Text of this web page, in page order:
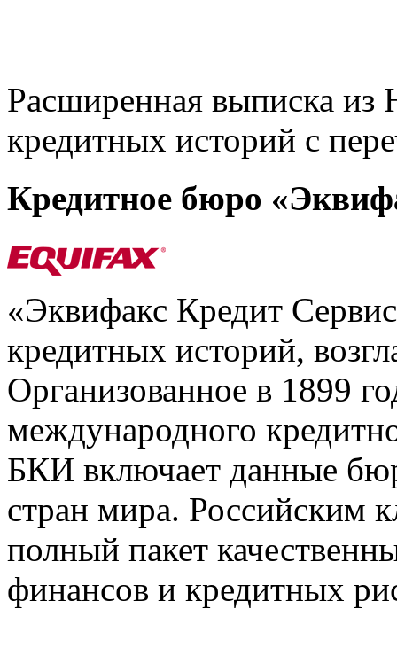
Расширенная выписка из
кредитных историй с
Кредитное бюро
«Эквифакс Кредит
кредитных историй,
Организованное в 1899
международного
БКИ включает данные
стран мира. Российским
полный пакет
финансов и кредитных